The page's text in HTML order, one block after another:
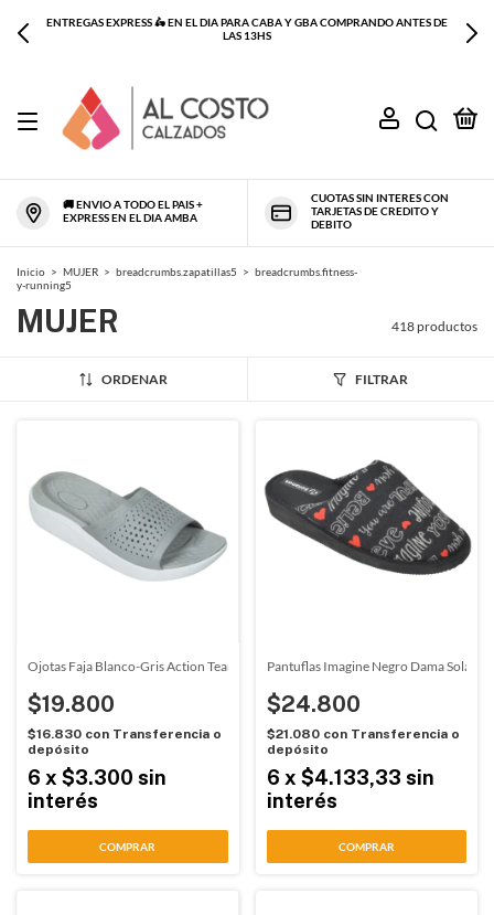
ENTREGAS EXPRESS 🛵 EN EL DIA PARA CABA Y GBA COMPRANDO ANTES DE
LAS 13HS
🚚 ENVIO A TODO EL PAIS +
EXPRESS EN EL DIA AMBA
CUOTAS SIN INTERES CON
TARJETAS DE CREDITO Y
DEBITO
Inicio > MUJER > breadcrumbs.zapatillas5 > breadcrumbs.fitness-
y-running5
MUJER 418 productos
ORDENAR FILTRAR
Ojotas Faja Blanco-Gris Action Team (00123)
$19.800
$16.830 con Transferencia o
depósito
6 x $3.300 sin
interés
COMPRAR
Pantuflas Imagine Negro Dama
$24.800
$21.080 con Transferencia o
depósito
6 x $4.133,33 sin
interés
COMPRAR